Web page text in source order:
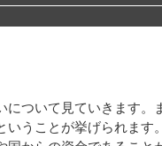
について見ていきます。
いうことが挙げられます